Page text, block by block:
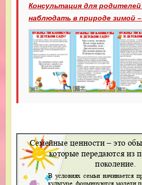
Консультация для родителей
наблюдать в природе зимой –